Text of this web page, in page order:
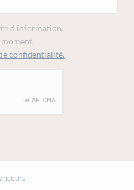
d'information.
confidentialité.